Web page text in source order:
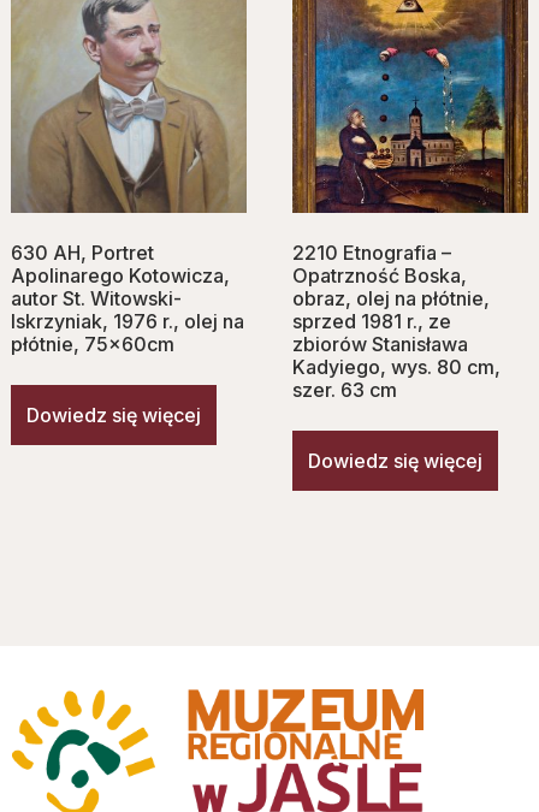
630 AH, Portret
Apolinarego Kotowicza,
autor St. Witowski-
Iskrzyniak, 1976 r., olej na
płótnie, 75x60cm
Dowiedz się więcej
2210 Etnografia –
Opatrzność Boska,
obraz, olej na płótnie,
sprzed 1981 r., ze
zbiorów Stanisława
Kadyiego, wys. 80 cm,
szer. 63 cm
Dowiedz się więcej